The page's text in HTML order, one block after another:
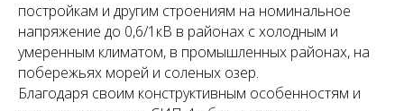
постройкам и другим строениям на номинальное
напряжение до 0,6/1кВ в районах с холодным и
умеренным климатом, в промышленных районах, на
побережьях морей и соленых озер.
Благодаря своим конструктивным особенностям и